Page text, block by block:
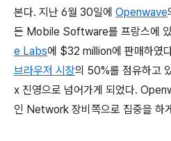
본다. 지난 6월 30일에 Openwave
든 Mobile Software를 프랑스에
e Labs에 $32 million에 판매하였
브라우저 시장의 50%를 점유하고
x 진영으로 넘어가게 되었다.
인 Network 장비쪽으로 집중을 하